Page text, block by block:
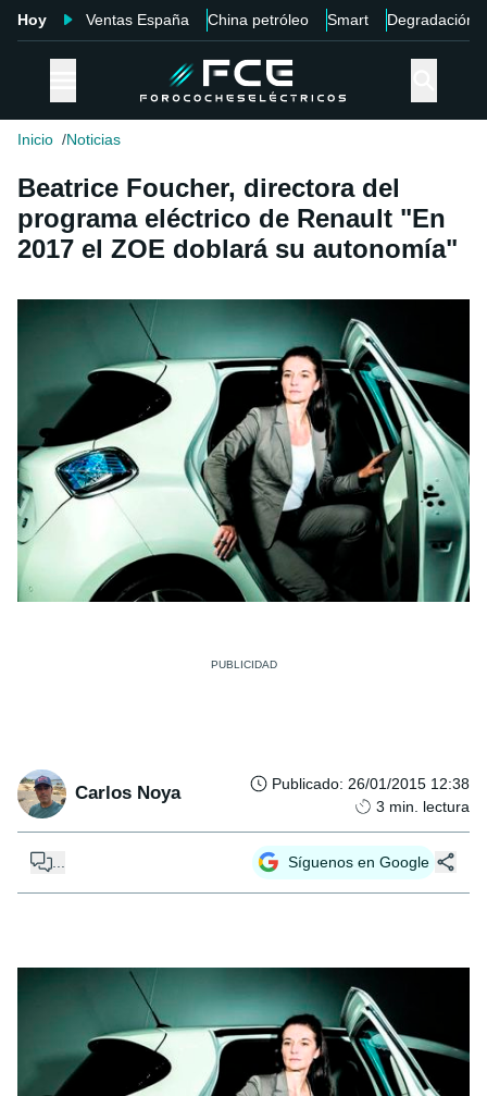
Hoy Ventas España China petróleo Smart Degradación
Inicio Noticias
Beatrice Foucher, directora del
programa eléctrico de Renault "En
2017 el ZOE doblará su autonomía"
Carlos Noya Publicado: 26/01/2015 12:38
3 min. lectura
Síguenos en Google